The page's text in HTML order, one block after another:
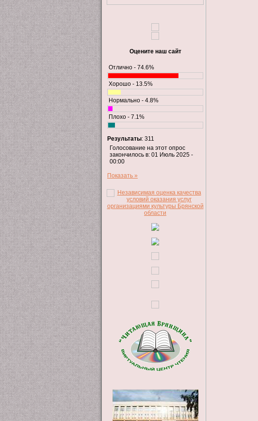
Оцените наш сайт
Отлично - 74.6%
Хорошо - 13.5%
Нормально - 4.8%
Плохо - 7.1%
Результаты: 311
Голосование на этот опрос
закончилось в: 01 Июль 2025 -
00:00
Показать »